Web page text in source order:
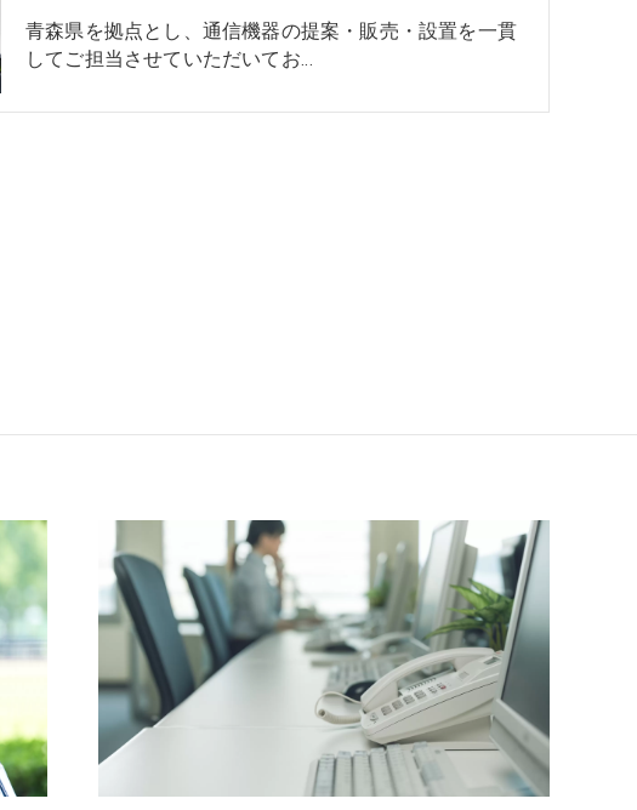
青森県を拠点とし、通信機器の提案・販売・設置を一貫
してご担当させていただいてお…